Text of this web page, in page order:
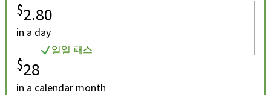
$2.80
in a day
일일 패스
$28
in a calendar month